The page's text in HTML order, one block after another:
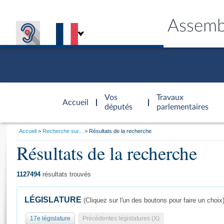
Accueil
d'accueil
Vos
députés
Travaux
parlementaires
Général
Vous
Accueil Recherche sur... Résultats de la recherche
Résultats de la recherche
1127494résultats trouvés
LÉGISLATURE (Cliquez sur l'un des boutons pour faire un choix)
17e législature Précédentes législatures (X)